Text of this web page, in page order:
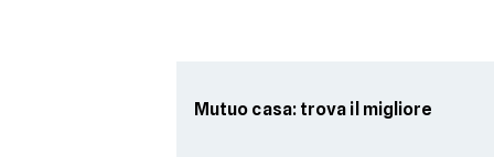
Mutuo casa: trova il migliore